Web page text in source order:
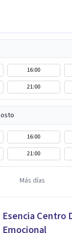
16:00
21:00
16:00
21:00
Más días
Esencia Centro
Emocional